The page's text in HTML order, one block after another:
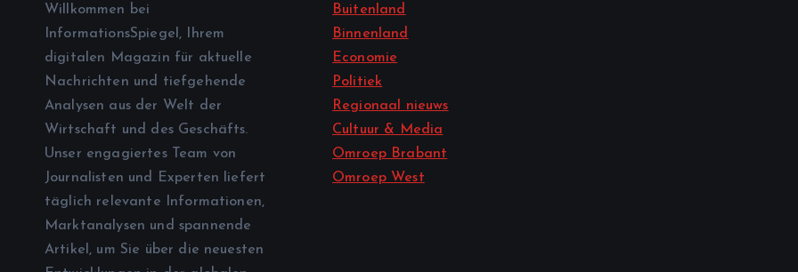
Willkommen bei
InformationsSpiegel, Ihrem
digitalen Magazin für aktuelle
Nachrichten und tiefgehende
Analysen aus der Welt der
Wirtschaft und des Geschäfts.
Unser engagiertes Team von
Journalisten und Experten liefert
täglich relevante Informationen,
Marktanalysen und spannende
Artikel, um Sie über die neuesten
Buitenland
Binnenland
Economie
Politiek
Regionaal nieuws
Cultuur & Media
Omroep Brabant
Omroep West